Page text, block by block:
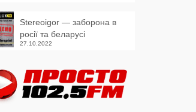
Stereoigor — заборона в
росії та беларусі
27.10.2022